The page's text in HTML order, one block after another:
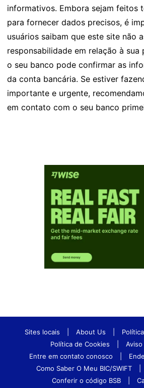
informativos. Embora sejam feitos
para fornecer dados precisos, é
usuários saibam que este site não
responsabilidade em relação à sua
o seu banco pode confirmar as
da conta bancária. Se estiver
importante e urgente,
em contato com o seu banco
Sites locais About Us
Política de Cookies
Aviso
Entre em contato conosco
Como Saber O Meu BIC/SWIFT
Conferir o código BSB